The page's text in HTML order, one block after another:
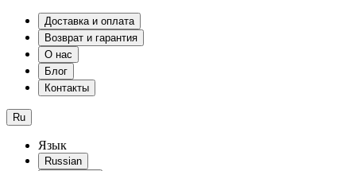
Доставка и оплата
Возврат и гарантия
О нас
Блог
Контакты
Ru
Язык
Russian